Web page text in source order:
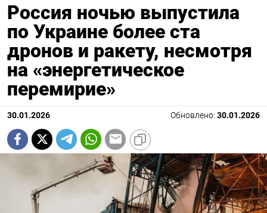
Россия ночью выпустила
по Украине более ста
дронов и ракету, несмотря
на «энергетическое
перемирие»
30.01.2026 Обновлено: 30.01.2026